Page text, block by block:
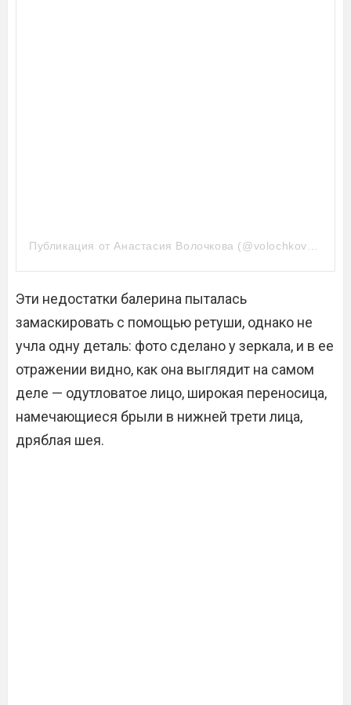
Эти недостатки балерина пыталась
замаскировать с помощью ретуши, однако не
учла одну деталь: фото сделано у зеркала, и в ее
отражении видно, как она выглядит на самом
деле — одутловатое лицо, широкая переносица,
намечающиеся брыли в нижней трети лица,
дряблая шея.